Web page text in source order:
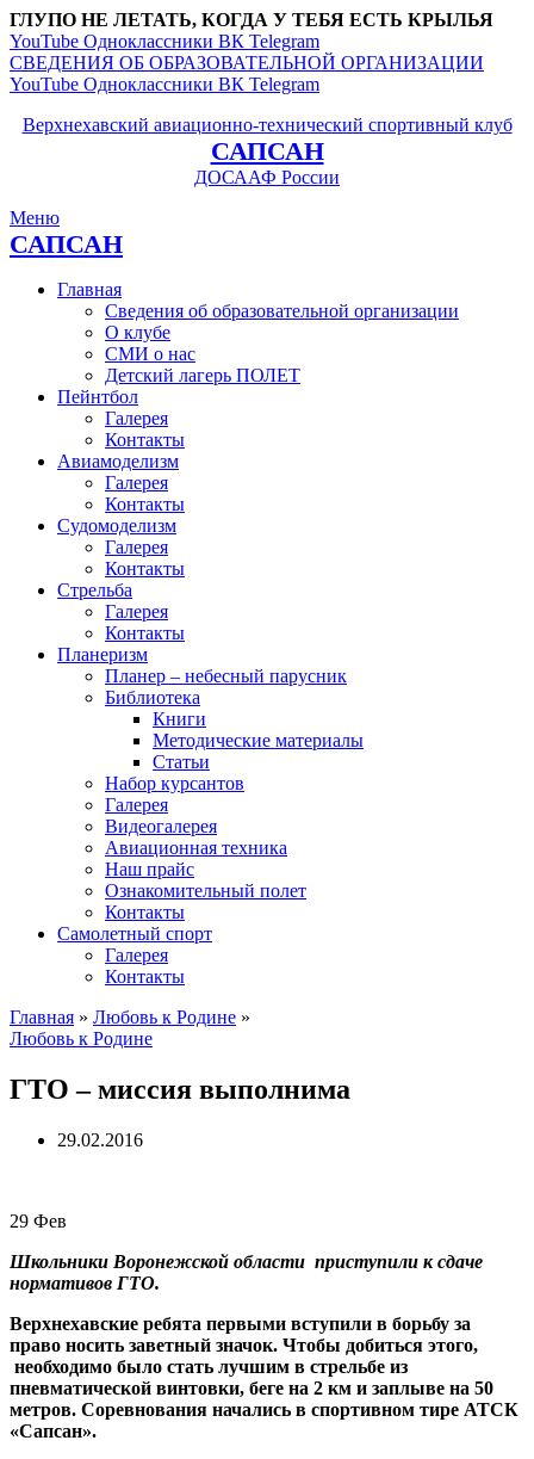
ГЛУПО НЕ ЛЕТАТЬ, КОГДА У ТЕБЯ ЕСТЬ КРЫЛЬЯ
YouTube Одноклассники ВК Telegram
СВЕДЕНИЯ ОБ ОБРАЗОВАТЕЛЬНОЙ ОРГАНИЗАЦИИ
YouTube Одноклассники ВК Telegram
Верхнехавский авиационно-технический спортивный клуб
САПСАН
ДОСААФ России
Меню
САПСАН
Главная
Сведения об образовательной организации
О клубе
СМИ о нас
Детский лагерь ПОЛЕТ
Пейнтбол
Галерея
Контакты
Авиамоделизм
Галерея
Контакты
Судомоделизм
Галерея
Контакты
Стрельба
Галерея
Контакты
Планеризм
Планер – небесный парусник
Библиотека
Книги
Методические материалы
Статьи
Набор курсантов
Галерея
Видеогалерея
Авиационная техника
Наш прайс
Ознакомительный полет
Контакты
Самолетный спорт
Галерея
Контакты
Главная » Любовь к Родине »
Любовь к Родине
ГТО – миссия выполнима
29.02.2016
29 Фев
Школьники Воронежской области приступили к сдаче
нормативов ГТО.
Верхнехавские ребята первыми вступили в борьбу за
право носить заветный значок. Чтобы добиться этого,
необходимо было стать лучшим в стрельбе из
пневматической винтовки, беге на 2 км и заплыве на 50
метров. Соревнования начались в спортивном тире АТСК
«Сапсан».